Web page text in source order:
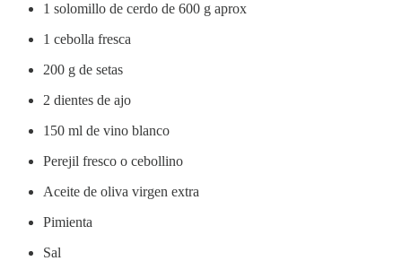
1 solomillo de cerdo de 600 g aprox
1 cebolla fresca
200 g de setas
2 dientes de ajo
150 ml de vino blanco
Perejil fresco o cebollino
Aceite de oliva virgen extra
Pimienta
Sal